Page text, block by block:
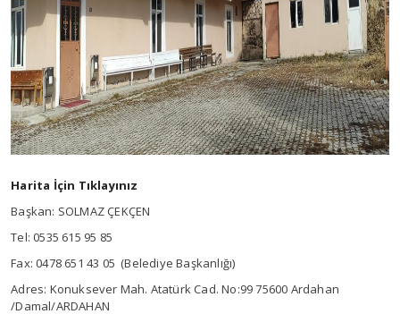
Harita İçin Tıklayınız
Başkan: SOLMAZ ÇEKÇEN
Tel: 0535 615 95 85
Fax: 0478 651 43 05 (Belediye Başkanlığı)
Adres: Konuksever Mah. Atatürk Cad. No:99 75600 Ardahan
/Damal/ARDAHAN